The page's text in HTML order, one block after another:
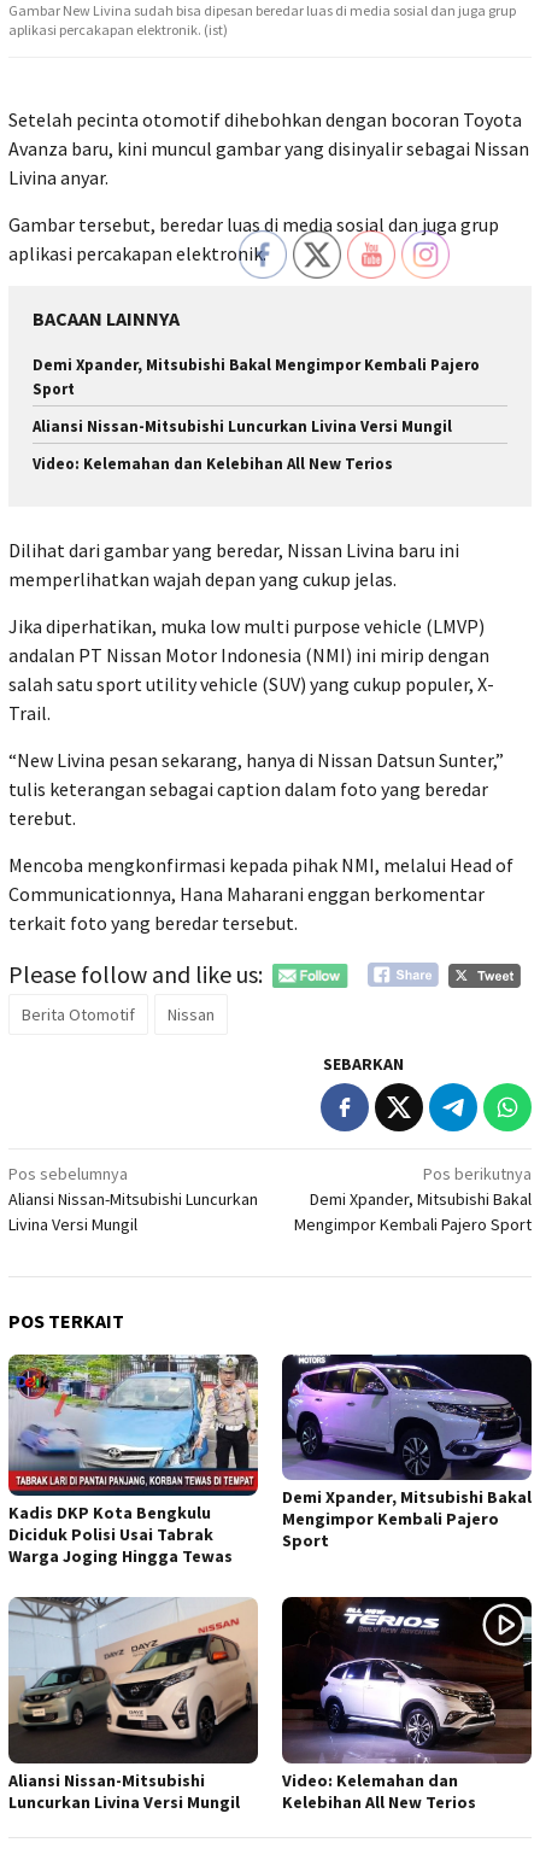
Gambar New Livina sudah bisa dipesan beredar luas di media sosial dan juga grup
aplikasi percakapan elektronik. (ist)
Setelah pecinta otomotif dihebohkan dengan bocoran Toyota
Avanza baru, kini muncul gambar yang disinyalir sebagai Nissan
Livina anyar.
Gambar tersebut, beredar luas di media sosial dan juga grup
aplikasi percakapan elektronik.
BACAAN LAINNYA
Demi Xpander, Mitsubishi Bakal Mengimpor Kembali Pajero
Sport
Aliansi Nissan-Mitsubishi Luncurkan Livina Versi Mungil
Video: Kelemahan dan Kelebihan All New Terios
Dilihat dari gambar yang beredar, Nissan Livina baru ini
memperlihatkan wajah depan yang cukup jelas.
Jika diperhatikan, muka low multi purpose vehicle (LMVP)
andalan PT Nissan Motor Indonesia (NMI) ini mirip dengan
salah satu sport utility vehicle (SUV) yang cukup populer, X-
Trail.
“New Livina pesan sekarang, hanya di Nissan Datsun Sunter,”
tulis keterangan sebagai caption dalam foto yang beredar
terebut.
Mencoba mengkonfirmasi kepada pihak NMI, melalui Head of
Communicationnya, Hana Maharani enggan berkomentar
terkait foto yang beredar tersebut.
Please follow and like us:
Berita Otomotif Nissan
SEBARKAN
Navigasi
pos
Pos sebelumnya
Aliansi Nissan-Mitsubishi Luncurkan
Livina Versi Mungil
Pos berikutnya
Demi Xpander, Mitsubishi Bakal
Mengimpor Kembali Pajero Sport
POS TERKAIT
Kadis DKP Kota Bengkulu
Diciduk Polisi Usai Tabrak
Warga Joging Hingga Tewas
Demi Xpander, Mitsubishi Bakal
Mengimpor Kembali Pajero
Sport
Aliansi Nissan-Mitsubishi
Luncurkan Livina Versi Mungil
Video: Kelemahan dan
Kelebihan All New Terios